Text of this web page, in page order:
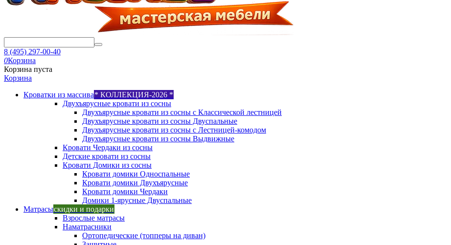
8 (495) 297-00-40
0Корзина
Корзина пуста
Корзина
Кроватки из массива* КОЛЛЕКЦИЯ-2026 *
Двухъярусные кровати из сосны
Двухъярусные кровати из сосны с Классической лестницей
Двухъярусные кровати из сосны Двуспальные
Двухъярусные кровати из сосны с Лестницей-комодом
Двухъярусные кровати из сосны Выдвижные
Кровати Чердаки из сосны
Детские кровати из сосны
Кровати Домики из сосны
Кровати домики Односпальные
Кровати домики Двухъярусные
Кровати домики Чердаки
Домики 1-ярусные Двуспальные
Матрасыскидки и подарки
Взрослые матрасы
Наматрасники
Ортопедические (топперы на диван)